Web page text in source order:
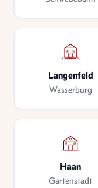
Langenfeld
Wasserburg
Haan
Gartenstadt